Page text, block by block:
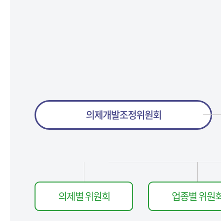
의제개발조정위원회
의제별 위원회 업종별 위원